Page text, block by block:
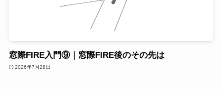
窓際FIRE入門⑨｜窓際FIRE後のその先は
2026年7月28日